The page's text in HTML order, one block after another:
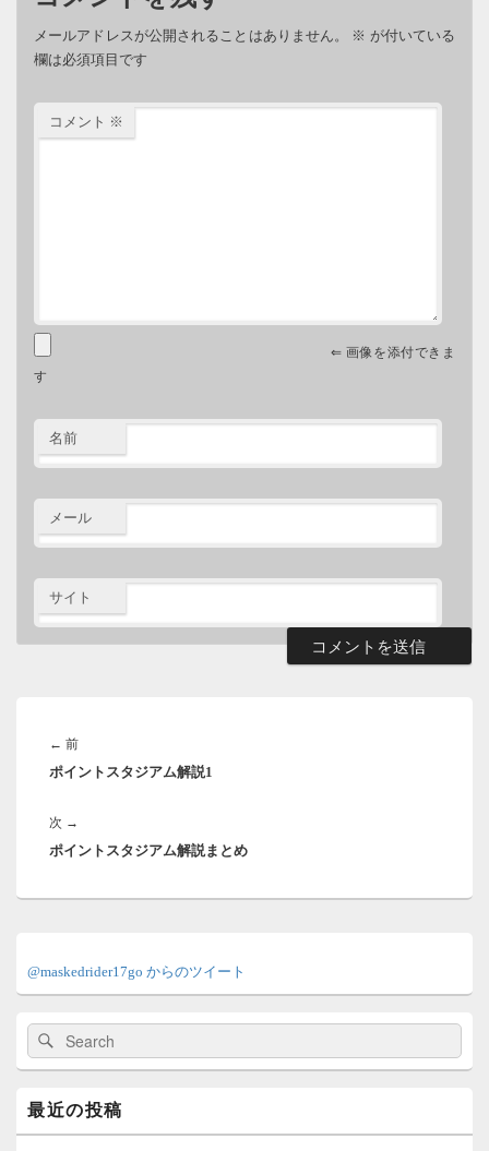
メールアドレスが公開されることはありません。 ※ が付いている
欄は必須項目です
コメント ※
⇐ 画像を添付できま
す
名前
メール
サイト
ビ
ー
シ
ョ
← 前前
の
ポイントスタジアム解説1
次 →
の
ポイントスタジアム解説まとめ
ン
サ
バ
ィ
ジ
@maskedrider17go からのツイート
検
索:
検
索
最近の投稿